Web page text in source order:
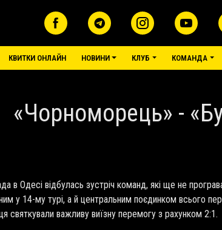
основне меню
КВИТКИ ОНЛАЙН НОВИНИ КЛУБ КОМАНДА
«Чорноморець» -
в Одесі відбулась зустріч команд, які ще не
у 14-му турі, а й центральним поєдинком всього
святкували важливу виїзну перемогу з рахунком 2:1.